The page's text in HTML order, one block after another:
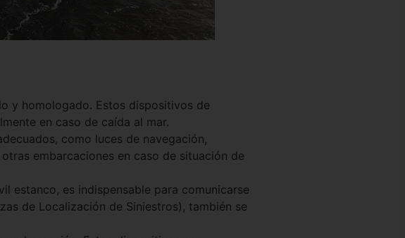
y homologado. Estos dispositivos de
en caso de caída al mar.
como luces de navegación,
embarcaciones en caso de situación de
estanco, es indispensable para comunicarse
de Localización de Siniestros), también se